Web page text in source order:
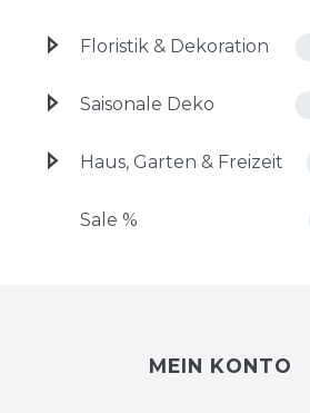
Floristik & Dekoration
Saisonale Deko
Haus, Garten & Freizeit
Sale %
MEIN KONTO